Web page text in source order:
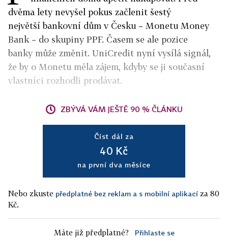
dvěma lety nevyšel pokus začlenit šestý
největší bankovní dům v Česku – Monetu Money
Bank – do skupiny PPF. Časem se ale pozice
banky může změnit. UniCredit nyní vysílá signál,
že by o Monetu měla zájem, kdyby se ji současní
vlastníci rozhodli prodávat.
ZBÝVÁ VÁM JEŠTĚ 90 % ČLÁNKU
Číst dál za
40 Kč
na první dva měsíce
Nebo zkuste předplatné bez reklam a s mobilní aplikací za 80
Kč.
Máte již předplatné? Přihlaste se